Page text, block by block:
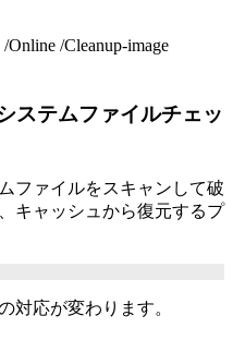
/Cleanup-image
ステムファイルチェッ
ファイルをスキャンして破
キャッシュから復元するプ
対応が変わります。